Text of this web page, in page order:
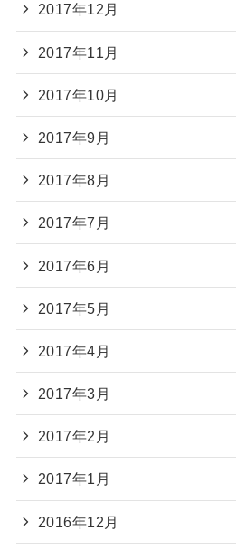
2017年12月
2017年11月
2017年10月
2017年9月
2017年8月
2017年7月
2017年6月
2017年5月
2017年4月
2017年3月
2017年2月
2017年1月
2016年12月